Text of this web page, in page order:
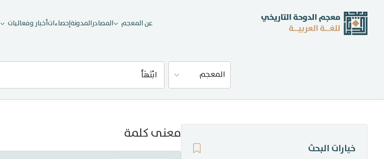
عن المعجم المصادرالمدونةإحصاءاتأخبار وفعاليات
المعجم
إحصاءات
معنى كلمة
خيارات البحث